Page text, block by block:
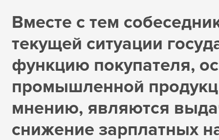
Вместе с тем
текущей ситуации
функцию покупателя,
промышленной
мнению, являются
снижение зарплатных